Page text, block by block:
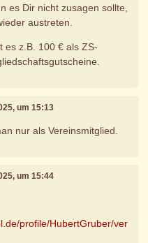
es Dir nicht zusagen sollte,
austreten.
es z.B. 100 € als ZS-
um 15:13
nur als Vereinsmitglied.
um 15:44
profile/HubertGruber/ver